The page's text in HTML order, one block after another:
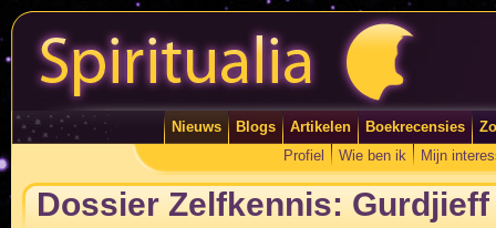
Nieuws Blogs Artikelen Boekrecensies
Profiel
Wie ben ik Mijn
Dossier Zelfkennis: